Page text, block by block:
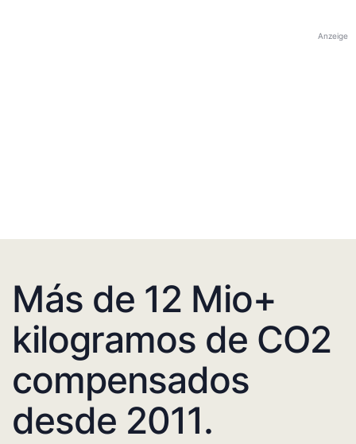
Anzeige
Más de 12 Mio+
kilogramos de CO2
compensados
desde 2011.